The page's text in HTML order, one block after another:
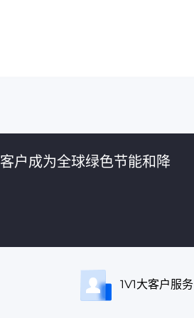
户成为全球绿色节能和降
1V1大客户服务